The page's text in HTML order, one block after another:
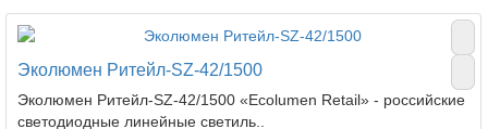
Эколюмен Ритейл-SZ-42/1500
Эколюмен Ритейл-SZ-42/1500 «Ecolumen Retail» - российские
светодиодные линейные светиль..